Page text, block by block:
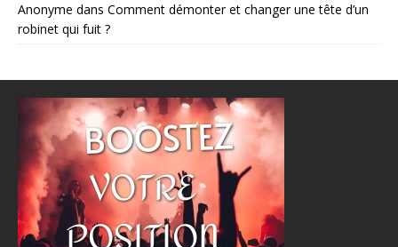
Anonyme dans Comment démonter et changer une tête d’un
robinet qui fuit ?